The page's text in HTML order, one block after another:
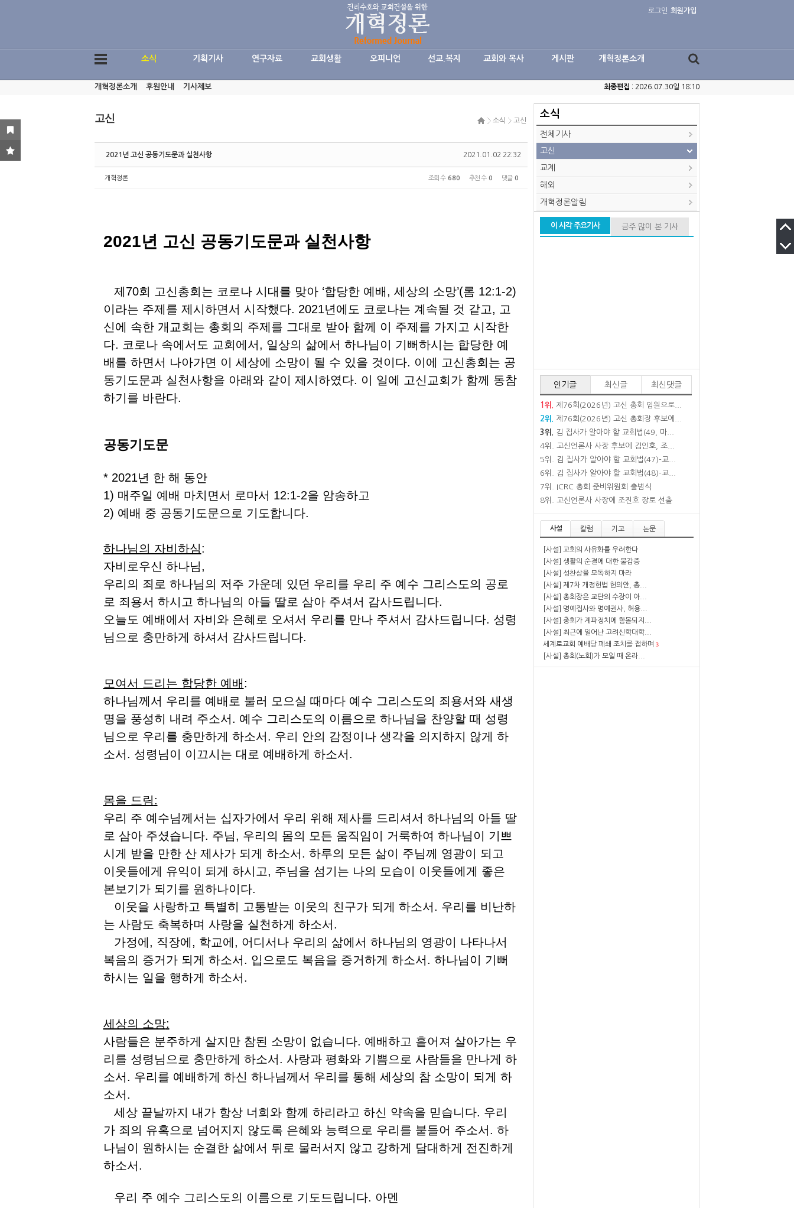
로그인 회원가입
소식 기획기사 연구자료 교회생활 오피니언 선교.복지 교회와 목사 게시판 개혁정론소개
개혁정론소개 후원안내 기사제보 최종편집 : 2026.07.30일 18:10
고신 소식 고신
2021.01.02 22:32
2021년 고신 공동기도문과 실천사항
개혁정론 조회 수 680 추천 수 0 댓글 0
2021년 고신 공동기도문과 실천사항
제70회 고신총회는 코로나 시대를 맞아 ‘합당한 예배, 세상의 소망’(롬 12:1-2)
이라는 주제를 제시하면서 시작했다. 2021년에도 코로나는 계속될 것 같고, 고
신에 속한 개교회는 총회의 주제를 그대로 받아 함께 이 주제를 가지고 시작한
다. 코로나 속에서도 교회에서, 일상의 삶에서 하나님이 기뻐하시는 합당한 예
배를 하면서 나아가면 이 세상에 소망이 될 수 있을 것이다. 이에 고신총회는 공
동기도문과 실천사항을 아래와 같이 제시하였다. 이 일에 고신교회가 함께 동참
하기를 바란다.
공동기도문
* 2021년 한 해 동안
1) 매주일 예배 마치면서 로마서 12:1-2을 암송하고
2) 예배 중 공동기도문으로 기도합니다.
하나님의 자비하심:
자비로우신 하나님,
우리의 죄로 하나님의 저주 가운데 있던 우리를 우리 주 예수 그리스도의 공로
로 죄용서 하시고 하나님의 아들 딸로 삼아 주셔서 감사드립니다.
오늘도 예배에서 자비와 은혜로 오셔서 우리를 만나 주셔서 감사드립니다. 성령
님으로 충만하게 하셔서 감사드립니다.
모여서 드리는 합당한 예배 :
하나님께서 우리를 예배로 불러 모으실 때마다 예수 그리스도의 죄용서와 새생
명을 풍성히 내려 주소서. 예수 그리스도의 이름으로 하나님을 찬양할 때 성령
님으로 우리를 충만하게 하소서. 우리 안의 감정이나 생각을 의지하지 않게 하
소서. 성령님이 이끄시는 대로 예배하게 하소서.
몸을 드림:
우리 주 예수님께서는 십자가에서 우리 위해 제사를 드리셔서 하나님의 아들 딸
로 삼아 주셨습니다. 주님, 우리의 몸의 모든 움직임이 거룩하여 하나님이 기쁘
시게 받을 만한 산 제사가 되게 하소서. 하루의 모든 삶이 주님께 영광이 되고
이웃들에게 유익이 되게 하시고, 주님을 섬기는 나의 모습이 이웃들에게 좋은
본보기가 되기를 원하나이다.
이웃을 사랑하고 특별히 고통받는 이웃의 친구가 되게 하소서. 우리를 비난하
는 사람도 축복하며 사랑을 실천하게 하소서.
가정에, 직장에, 학교에, 어디서나 우리의 삶에서 하나님의 영광이 나타나서
복음의 증거가 되게 하소서. 입으로도 복음을 증거하게 하소서. 하나님이 기뻐
하시는 일을 행하게 하소서.
세상의 소망:
사람들은 분주하게 살지만 참된 소망이 없습니다. 예배하고 흩어져 살아가는 우
리를 성령님으로 충만하게 하소서. 사랑과 평화와 기쁨으로 사람들을 만나게 하
소서. 우리를 예배하게 하신 하나님께서 우리를 통해 세상의 참 소망이 되게 하
소서.
세상 끝날까지 내가 항상 너희와 함께 하리라고 하신 약속을 믿습니다. 우리
가 죄의 유혹으로 넘어지지 않도록 은혜와 능력으로 우리를 붙들어 주소서. 하
나님이 원하시는 순결한 삶에서 뒤로 물러서지 않고 강하게 담대하게 전진하게
하소서.
우리 주 예수 그리스도의 이름으로 기도드립니다. 아멘
소식
전체기사
고신
교계
해외
개혁정론알림
이 시각 주요기사 금주 많이 본 기사
인기글 최신글 최신댓글
1위.
제76회(2026년) 고신 총회 임원으로...
2위.
제76회(2026년) 고신 총회장 후보에...
3위.
김 집사가 알아야 할 교회법(49, 마...
4위.
고신언론사 사장 후보에 김인호, 조...
5위.
김 집사가 알아야 할 교회법(47)-교...
6위.
김 집사가 알아야 할 교회법(48)-교...
7위.
ICRC 총회 준비위원회 출범식
8위.
고신언론사 사장에 조진호 장로 선출
사설 칼럼 기고 논문
[사설] 교회의 사유화를 우려한다
[사설] 생활의 순결에 대한 불감증
[사설] 성찬상을 모독하지 마라
[사설] 제7차 개정헌법 헌의안, 총...
[사설] 총회장은 교단의 수장이 아...
[사설] 명예집사와 명예권사, 허용...
[사설] 총회가 계파정치에 함몰되지...
[사설] 최근에 일어난 고려신학대학...
세계로교회 예배당 폐쇄 조치를 접하며 3
[사설] 총회(노회)가 모일 때 온라...
Sketchbook5, 스케치북5
Sketchbook5, 스케치북5